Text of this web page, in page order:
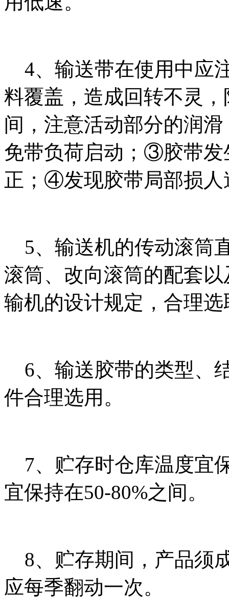
4、输送带在使用中应
料覆盖，造成回转不灵
间，注意活动部分的润
免带负荷启动；③胶带发
正；④发现胶带局部损人
5、输送机的传动滚筒
滚筒、改向滚筒的配套
输机的设计规定，合理选
6、输送胶带的类型、
件合理选用。
7、贮存时仓库温度宜
宜保持在50-80%之间。
8、贮存期间，产品须
应每季翻动一次。